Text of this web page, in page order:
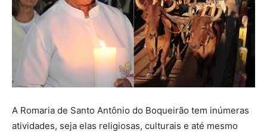
A Romaria de Santo Antônio do Boqueirão tem inúmeras
atividades, seja elas religiosas, culturais e até mesmo